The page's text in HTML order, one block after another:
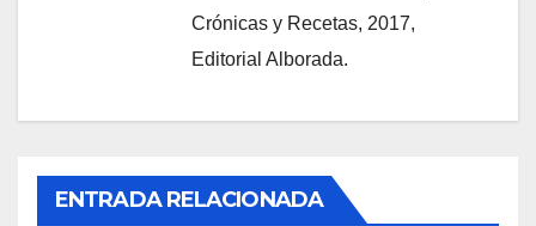
Crónicas y Recetas, 2017,
Editorial Alborada.
ENTRADA RELACIONADA